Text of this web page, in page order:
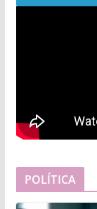
POLÍTICA